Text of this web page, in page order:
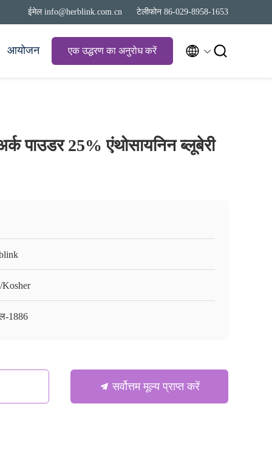
ईमेल info@herblink.com.cn टेलीफोन 86-029-8958-1653
आयोजन एक उद्धरण का अनुरोध करें  
पाउडर 25% एंथोसायनिन ब्लूबेरी
Kosher
1886
सर्वोत्तम मूल्य प्राप्त करें